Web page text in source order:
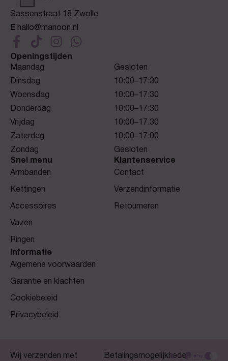
Sassenstraat 18 Zwolle
E hallo@manoon.nl
Openingstijden
Maandag
Gesloten
Dinsdag
10:00–17:30
Woensdag
10:00–17:30
Donderdag
10:00–17:30
Vrijdag
10:00–17.30
Zaterdag
10:00–17:00
Zondag
Gesloten
Snel menu
Armbanden
Kettingen
Accessoires
Vazen
Ringen
Klantenservice
Contact
Verzendinformatie
Retourneren
Informatie
Algemene voorwaarden
Garantie en klachten
Cookiebeleid
Privacybeleid
Wij verzenden met Betalingsmogelijkheden